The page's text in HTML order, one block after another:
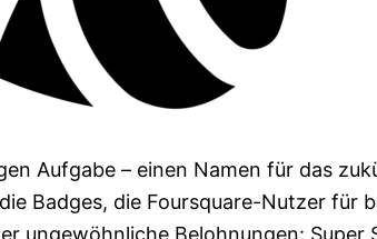
Aufgabe – einen Namen für das
Badges, die Foursquare-Nutzer für
ungewöhnliche Belohnungen: Super